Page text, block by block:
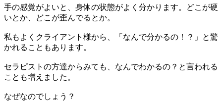
手の感覚がよいと、身体の状態がよく分かります。どこが硬
いとか、どこが歪んでるとか。
私もよくクライアント様から、「なんで分かるの！？」と驚
かれることもあります。
セラピストの方達からみても、なんでわかるの？と言われる
ことも増えました。
なぜなのでしょう？